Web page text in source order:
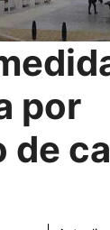
por
de